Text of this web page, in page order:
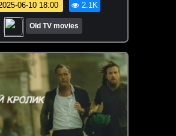
06-10 18:00 2.1K
Old TV movies